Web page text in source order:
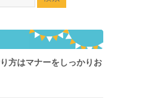
方はマナーをしっかりお